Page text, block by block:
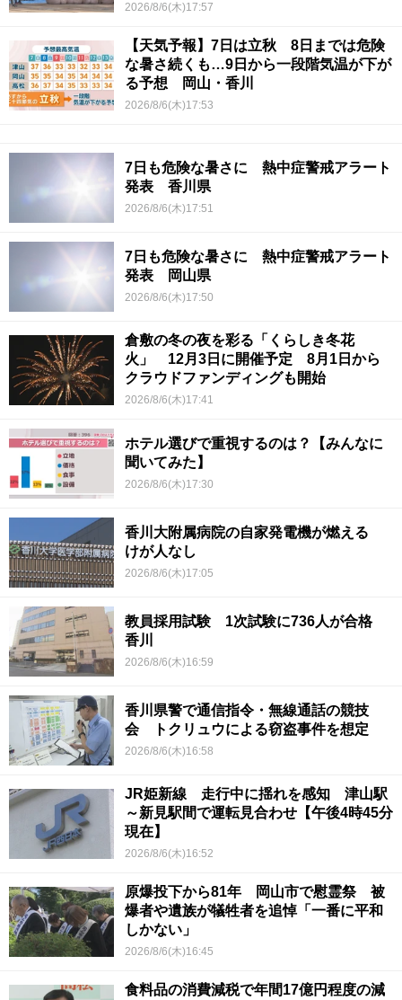
2026/8/6(木)17:57
【天気予報】7日は立秋 8日までは危険
な暑さ続くも…9日から一段階気温が下が
る予想 岡山・香川
2026/8/6(木)17:53
7日も危険な暑さに 熱中症警戒アラート
発表 香川県
2026/8/6(木)17:51
7日も危険な暑さに 熱中症警戒アラート
発表 岡山県
2026/8/6(木)17:50
倉敷の冬の夜を彩る「くらしき冬花
火」 12月3日に開催予定 8月1日から
クラウドファンディングも開始
2026/8/6(木)17:41
ホテル選びで重視するのは？【みんなに
聞いてみた】
2026/8/6(木)17:30
香川大附属病院の自家発電機が燃える
けが人なし
2026/8/6(木)17:05
教員採用試験 1次試験に736人が合格
香川
2026/8/6(木)16:59
香川県警で通信指令・無線通話の競技
会 トクリュウによる窃盗事件を想定
2026/8/6(木)16:58
JR姫新線 走行中に揺れを感知 津山駅
～新見駅間で運転見合わせ【午後4時45分
現在】
2026/8/6(木)16:52
原爆投下から81年 岡山市で慰霊祭 被
爆者や遺族が犠牲者を追悼「一番に平和
しかない」
2026/8/6(木)16:45
食料品の消費減税で年間17億円程度の減